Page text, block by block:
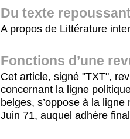
Du texte
A propos de Littérature
Fonctions d’une
Cet article, signé "TXT",
concernant la ligne
belges, s’oppose à la
Juin 71, auquel adhère